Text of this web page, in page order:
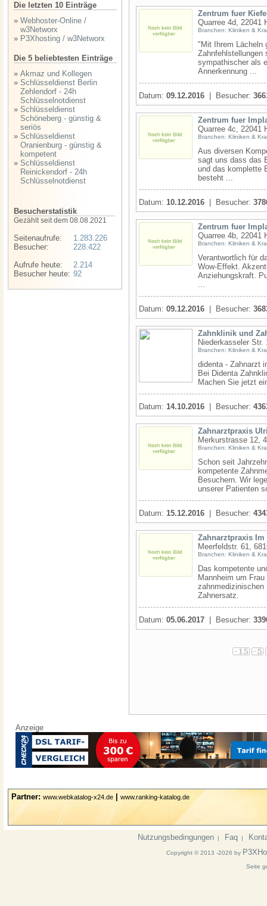
Die letzten 10 Einträge
» Webhoster-Online /
w3Networx
» P3Xhosting / w3Networx
Die 5 beliebtesten Einträge
» Akmaz und Kollegen
» Schlüsseldienst Berlin
Zehlendorf - 24h
Schlüsselnotdienst
» Schlüsseldienst
Schöneberg - günstig &
seriös
» Schlüsseldienst
Oranienburg - günstig &
kompetent
» Schlüsseldienst
Reinickendorf - 24h
Schlüsselnotdienst
Besucherstatistik
Gezählt seit dem 08.08.2021
Seitenaufrufe:
Besucher:
Aufrufe heute:
Besucher heute:
1.283.226
228.422
2.214
92
Zentrum fuer
Quarree 4d, 22041
Branchen: Kliniken &
"Mit Ihrem Lächeln
Zahnfehlstellungen
sympathischer als
Annerkennung ...
Datum: 09.12.2016 | Besucher:
Zentrum fuer
Quarree 4c, 22041
Branchen: Kliniken &
Aus diversen
sagt uns dass das
und das komplette
besteht ...
Datum: 10.12.2016 | Besucher:
Zentrum fuer
Quarree 4b, 22041
Branchen: Kliniken &
Verantwortlich für
Wow-Effekt.
Anziehungskraft.
...
Datum: 09.12.2016 | Besucher:
Zahnklinik und
Niederkasseler
Branchen: Kliniken &
didenta - Zahnarzt
Bei Didenta
Machen Sie jetzt
Datum: 14.10.2016 | Besucher:
Zahnarztpraxis
Merkurstrasse 12,
Branchen: Kliniken &
Schon seit
kompetente
Besuchern. Wir
unserer Patienten
Datum: 15.12.2016 | Besucher:
Zahnarztpraxis
Meerfeldstr. 61,
Branchen: Kliniken &
Das kompetente
Mannheim um
zahnmedizinischen
Zahnersatz.
Datum: 05.06.2017 | Besucher:
Anzeige
Partner: www.webkatalog-x24.de www.ranking-katalog.de
Nutzungsbedingungen | Faq |
Copyright © 2013 -2026 by
Seite